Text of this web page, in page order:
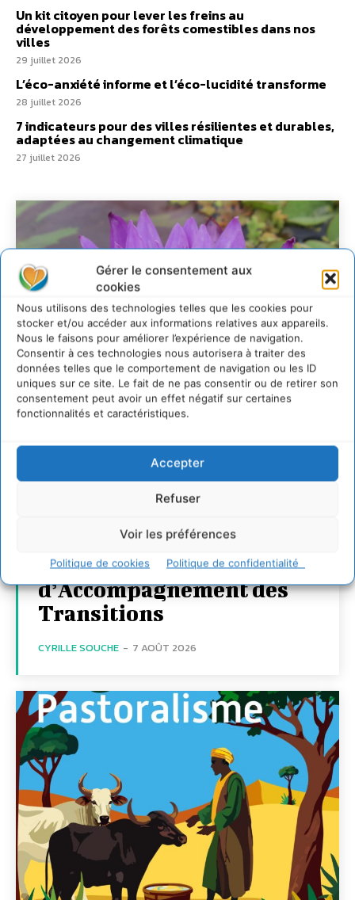
Gérer le consentement aux
cookies
Nous utilisons des technologies telles que les cookies pour
stocker et/ou accéder aux informations relatives aux appareils.
Nous le faisons pour améliorer l’expérience de navigation.
Consentir à ces technologies nous autorisera à traiter des
données telles que le comportement de navigation ou les ID
uniques sur ce site. Le fait de ne pas consentir ou de retirer son
consentement peut avoir un effet négatif sur certaines
fonctionnalités et caractéristiques.
Accepter
Refuser
Voir les préférences
Politique de cookies Politique de confidentialité
Un kit citoyen pour lever les freins au
développement des forêts comestibles dans nos
villes
29 juillet 2026
L’éco-anxiété informe et l’éco-lucidité transforme
28 juillet 2026
7 indicateurs pour des villes résilientes et durables,
adaptées au changement climatique
27 juillet 2026
Transformer les
territoires par le
coopération avec un
Commun
d’Accompagnement des
Transitions
CYRILLE SOUCHE - 7 AOÛT 2026